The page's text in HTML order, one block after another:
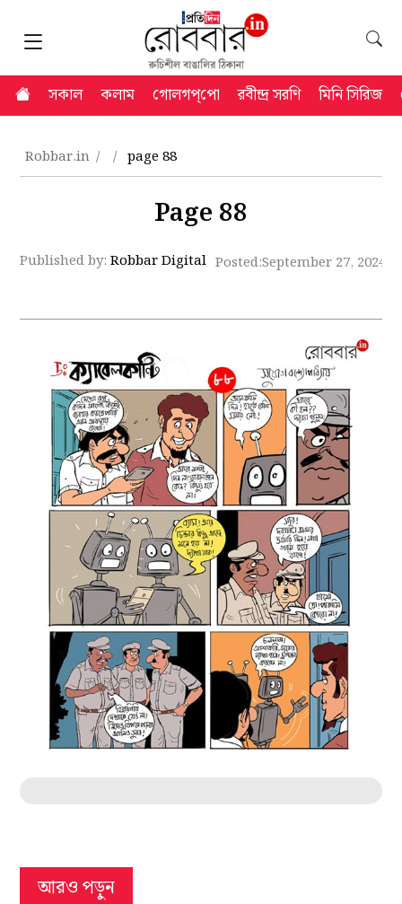
সকাল কলাম গোলগপ্‌পো রবীন্দ্র সরণি মিনি সিরিজ
Robbar.in page 88
Page 88
Published by:Robbar Digital Posted:September 27, 2024
আরও পড়ুন